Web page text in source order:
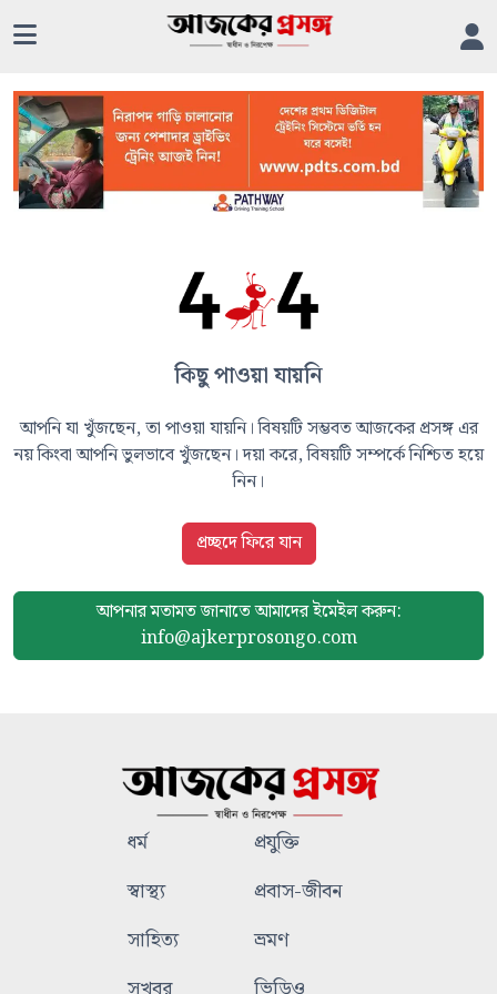
কিছু পাওয়া যায়নি
আপনি যা খুঁজছেন, তা পাওয়া যায়নি। বিষয়টি সম্ভবত আজকের প্রসঙ্গ এর
নয় কিংবা আপনি ভুলভাবে খুঁজছেন। দয়া করে, বিষয়টি সম্পর্কে নিশ্চিত হয়ে
নিন।
প্রচ্ছদে ফিরে যান
আপনার মতামত জানাতে আমাদেরইমেইল করুন:
info@ajkerprosongo.com
ধর্ম
প্রযুক্তি
স্বাস্থ্য
প্রবাস-জীবন
সাহিত্য
ভ্রমণ